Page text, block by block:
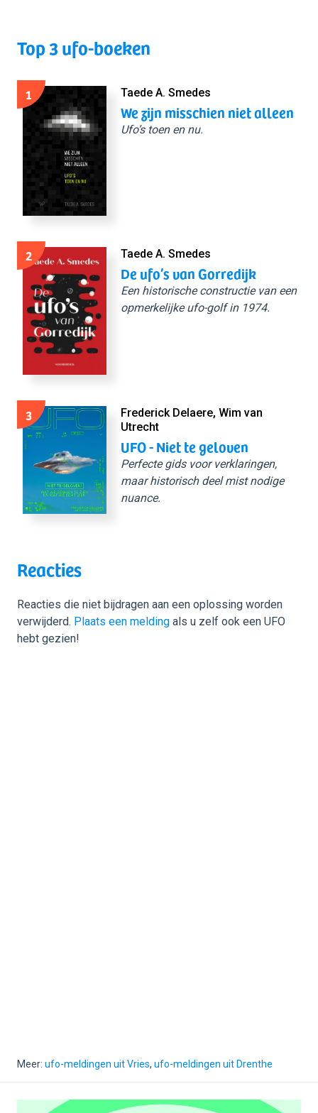
Top 3 ufo-boeken
1 Taede A. Smedes
We zijn misschien niet alleen
Ufo’s toen en nu.
2 Taede A. Smedes
De ufo’s van Gorredijk
Een historische constructie van een
opmerkelijke ufo-golf in 1974.
3
Frederick Delaere, Wim van
Utrecht
UFO - Niet te geloven
Perfecte gids voor verklaringen,
maar historisch deel mist nodige
nuance.
Reacties
Reacties die niet bijdragen aan een oplossing worden
verwijderd. Plaats een melding als u zelf ook een UFO
hebt gezien!
Meer: ufo-meldingen uit Vries, ufo-meldingen uit Drenthe